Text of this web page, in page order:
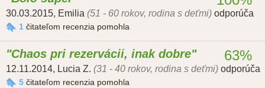
30.03.2015, Emilia (51 - 60 rokov, rodina s deťmi) odporúča
1 čitateľom recenzia pomohla
Chaos pri rezervácii, inak dobre
12.11.2014, Lucia Z. (31 - 40 rokov, rodina s deťmi) odporúča
5 čitateľom recenzia pomohla
63%